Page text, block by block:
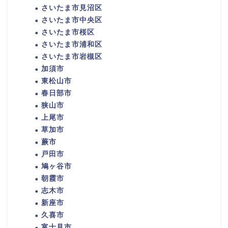
さいたま市見沼区
さいたま市中央区
さいたま市桜区
さいたま市浦和区
さいたま市岩槻区
加須市
東松山市
春日部市
狭山市
上尾市
草加市
蕨市
戸田市
鳩ヶ谷市
朝霞市
志木市
新座市
久喜市